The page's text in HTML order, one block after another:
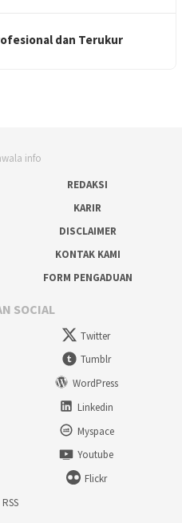
dan Terukur
REDAKSI
KARIR
DISCLAIMER
KONTAK KAMI
FORM PENGADUAN
SOCIAL
Twitter
Tumblr
WordPress
Linkedin
Myspace
Youtube
Flickr
RSS